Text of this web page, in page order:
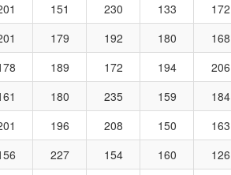
151 230 133 172
179 192 180 168
189 172 194 206
180 235 159 184
196 208 150 163
227 154 160 126